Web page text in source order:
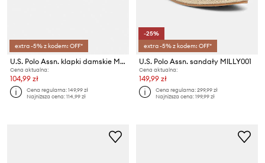
extra -5% z kodem: OFF*
U.S. Polo Assn. klapki damskie MALIBU001
Cena aktualna:
104,99 zł
Cena regularna:149,99 zł
Najniższa cena:114,99 zł
-25%
extra -5% z kodem: OFF*
U.S. Polo Assn. sandały MILLY001
Cena aktualna:
149,99 zł
Cena regularna:299,99 zł
Najniższa cena:199,99 zł